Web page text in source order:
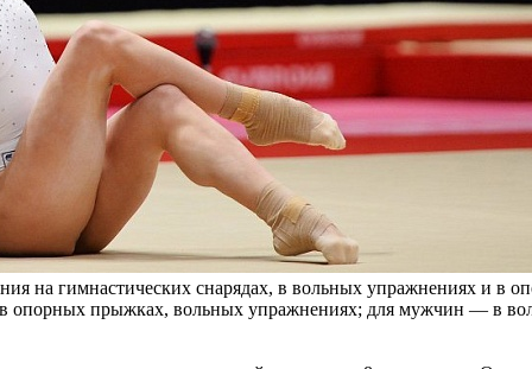
на гимнастических снарядах, в вольных упражнениях и в
опорных прыжках, вольных упражнениях; для мужчин — в